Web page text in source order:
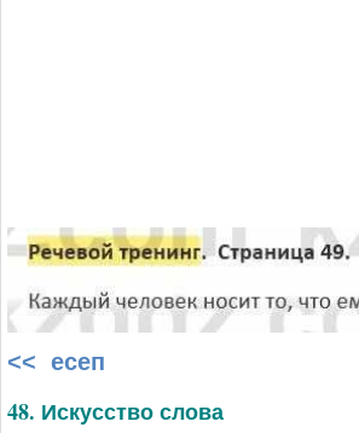
<< есеп
48. Искусство слова